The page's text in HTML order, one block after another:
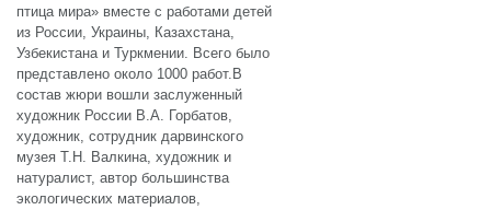
птица мира» вместе с работами детей
из России, Украины, Казахстана,
Узбекистана и Туркмении. Всего было
представлено около 1000 работ.В
состав жюри вошли заслуженный
художник России В.А. Горбатов,
художник, сотрудник дарвинского
музея Т.Н. Валкина, художник и
натуралист, автор большинства
экологических материалов,